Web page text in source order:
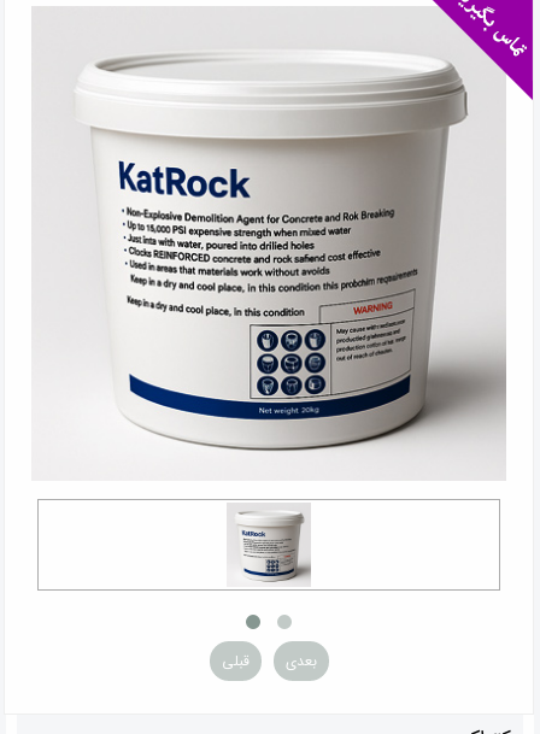
قبلی بعدی